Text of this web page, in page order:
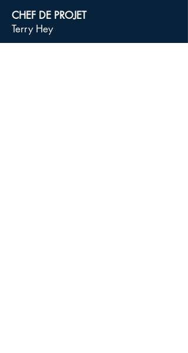
CHEF DE PROJET
Terry Hey